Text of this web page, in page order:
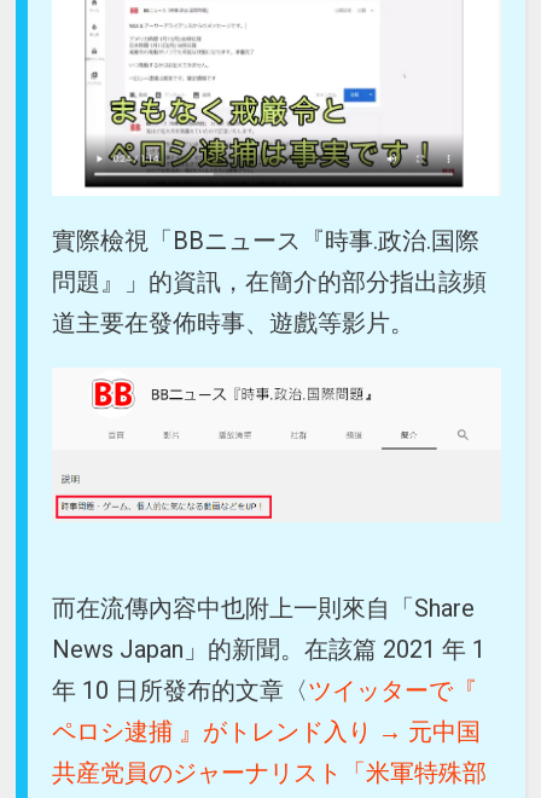
實際檢視「BBニュース『時事.政治.国際
問題』」的資訊，在簡介的部分指出該頻
道主要在發佈時事、遊戲等影片。
而在流傳內容中也附上一則來自「Share
News Japan」的新聞。在該篇 2021 年 1
年 10 日所發布的文章〈ツイッターで『
ペロシ逮捕 』がトレンド入り → 元中国
共産党員のジャーナリスト「米軍特殊部